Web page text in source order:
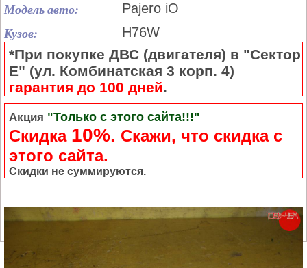
Модель авто: Pajero iO
Кузов: H76W
*При покупке ДВС (двигателя) в "Сектор
Е" (ул. Комбинатская 3 корп. 4)
гарантия до 100 дней.
Акция "Только с этого сайта!!!"
Скидка 10%. Cкажи, что скидка с
этого сайта.
Скидки не суммируются.